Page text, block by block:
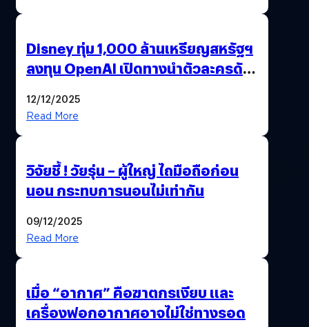
Disney ทุ่ม 1,000 ล้านเหรียญสหรัฐฯ
ลงทุน OpenAI เปิดทางนำตัวละครดัง
12/12/2025
Read More
วิจัยชี้ ! วัยรุ่น – ผู้ใหญ่ ไถมือถือก่อน
นอน กระทบการนอนไม่เท่ากัน
09/12/2025
Read More
เมื่อ “อากาศ” คือฆาตกรเงียบ และ
เครื่องฟอกอากาศอาจไม่ใช่ทางรอด